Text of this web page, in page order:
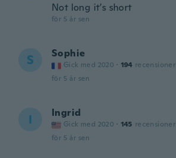
Not long it’s short
för 5 år sen
S Sophie
Gick med 2020 · 194 recensioner
för 5 år sen
I Ingrid
Gick med 2020 · 145 recensioner
för 5 år sen